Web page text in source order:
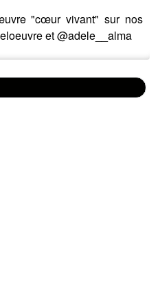
"cœur vivant" sur nos
et @adele__alma